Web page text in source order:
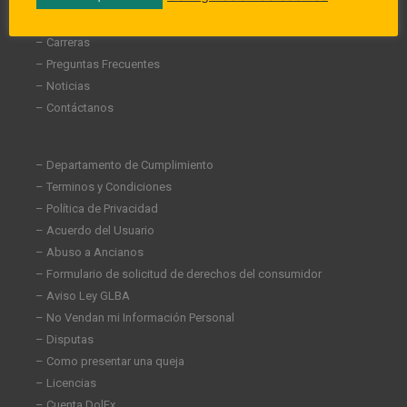
– Carreras
– Preguntas Frecuentes
– Noticias
– Contáctanos
– Departamento de Cumplimiento
– Terminos y Condiciones
– Política de Privacidad
– Acuerdo del Usuario
– Abuso a Ancianos
– Formulario de solicitud de derechos del consumidor
– Aviso Ley GLBA
– No Vendan mi Información Personal
– Disputas
– Como presentar una queja
– Licencias